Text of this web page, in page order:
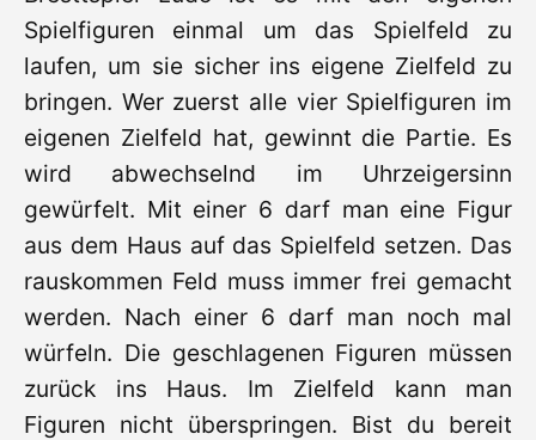
Spielfiguren einmal um das Spielfeld zu
laufen, um sie sicher ins eigene Zielfeld zu
bringen. Wer zuerst alle vier Spielfiguren im
eigenen Zielfeld hat, gewinnt die Partie. Es
wird abwechselnd im Uhrzeigersinn
gewürfelt. Mit einer 6 darf man eine Figur
aus dem Haus auf das Spielfeld setzen. Das
rauskommen Feld muss immer frei gemacht
werden. Nach einer 6 darf man noch mal
würfeln. Die geschlagenen Figuren müssen
zurück ins Haus. Im Zielfeld kann man
Figuren nicht überspringen. Bist du bereit